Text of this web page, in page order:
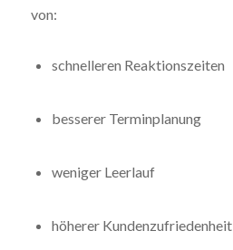
von:
schnelleren Reaktionszeiten
besserer Terminplanung
weniger Leerlauf
höherer Kundenzufriedenheit